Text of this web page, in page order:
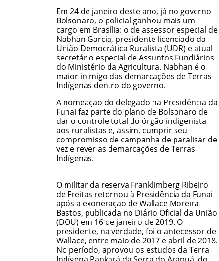
Em 24 de janeiro deste ano, já no governo
Bolsonaro, o policial ganhou mais um
cargo em Brasília: o de assessor especial de
Nabhan Garcia, presidente licenciado da
União Democrática Ruralista (UDR) e atual
secretário especial de Assuntos Fundiários
do Ministério da Agricultura. Nabhan é o
maior inimigo das demarcações de Terras
Indígenas dentro do governo.
A nomeação do delegado na Presidência da
Funai faz parte do plano de Bolsonaro de
dar o controle total do órgão indigenista
aos ruralistas e, assim, cumprir seu
compromisso de campanha de paralisar de
vez e rever as demarcações de Terras
Indígenas.
O militar da reserva Franklimberg Ribeiro
de Freitas retornou à Presidência da Funai
após a exoneração de Wallace Moreira
Bastos, publicada no Diário Oficial da União
(DOU) em 16 de janeiro de 2019. O
presidente, na verdade, foi o antecessor de
Wallace, entre maio de 2017 e abril de 2018.
No período, aprovou os estudos da Terra